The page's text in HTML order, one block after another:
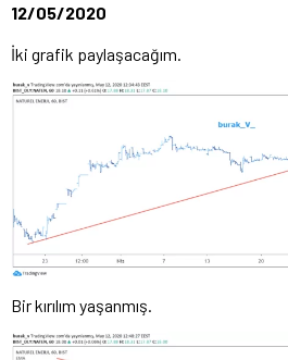
12/05/2020
İki grafik paylaşacağım.
Bir kırılım yaşanmış.